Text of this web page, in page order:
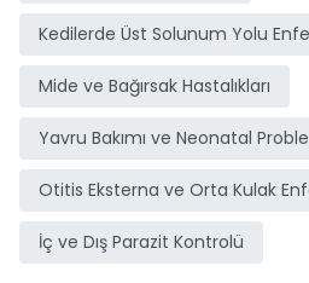
Kedilerde Üst Solunum Yolu
Mide ve Bağırsak Hastalıkları
Yavru Bakımı ve Neonatal
Otitis Eksterna ve Orta Kulak
İç ve Dış Parazit Kontrolü